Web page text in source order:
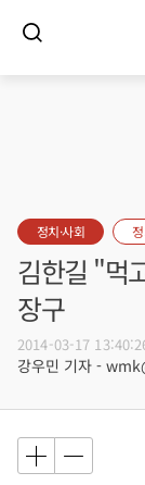
정치·사회
김한길 "먹
장구
2014-03-17
강우민 기자 -